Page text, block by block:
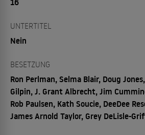
UNTERTITEL
Nein
BESETZUNG
Ron Perlman, Selma Blair, Doug
Gilpin, J. Grant Albrecht, Jim
Rob Paulsen, Kath Soucie, DeeDee
James Arnold Taylor, Grey DeLisle-